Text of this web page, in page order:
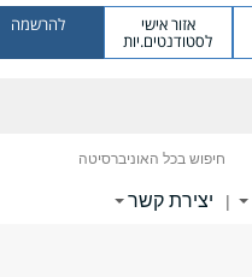
אזור אישי
לסטודנטים.יות
להרשמה
חיפוש בכל האוניברסיטה
| יצירת קשר